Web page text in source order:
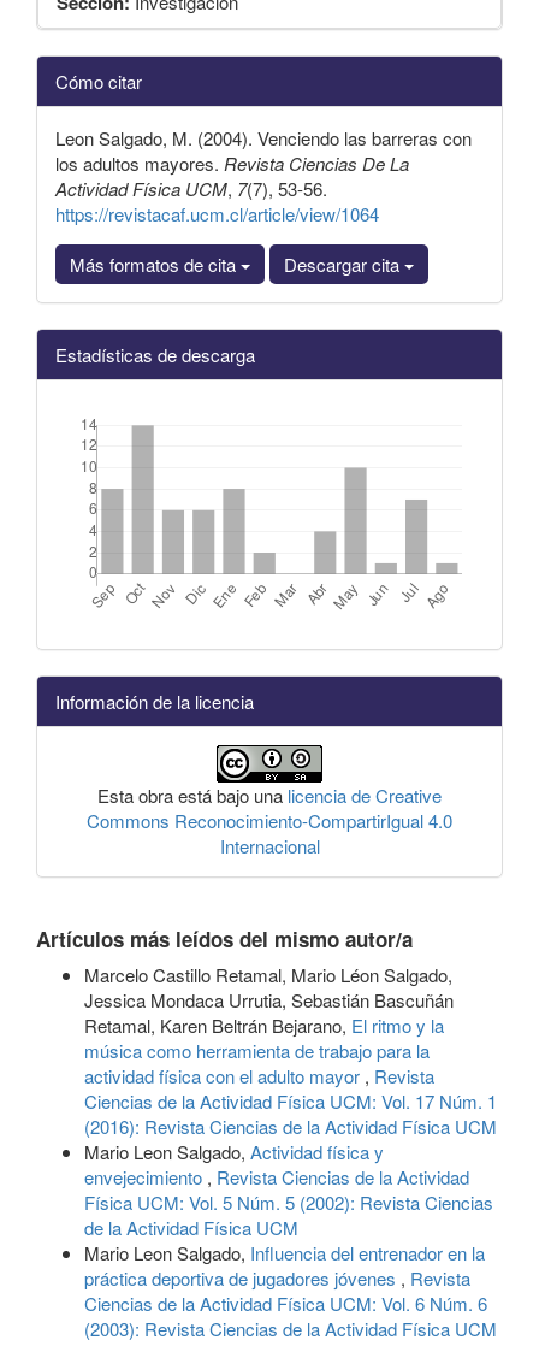
Detalles
del
artículo
Cómo citar
Leon Salgado, M. (2004). Venciendo las barreras con
los adultos mayores. Revista Ciencias De La
Actividad Física UCM, 7(7), 53-56.
https://revistacaf.ucm.cl/article/view/1064
Más formatos de cita
Descargar cita
Estadísticas de descarga
Información de la licencia
Esta obra está bajo una licencia de Creative
Commons Reconocimiento-CompartirIgual 4.0
Internacional
Artículos más leídos del mismo autor/a
Marcelo Castillo Retamal, Mario Léon Salgado,
Jessica Mondaca Urrutia, Sebastián Bascuñán
Retamal, Karen Beltrán Bejarano, El ritmo y la
música como herramienta de trabajo para la
actividad física con el adulto mayor , Revista
Ciencias de la Actividad Física UCM: Vol. 17 Núm. 1
(2016): Revista Ciencias de la Actividad Física UCM
Mario Leon Salgado, Actividad física y
envejecimiento , Revista Ciencias de la Actividad
Física UCM: Vol. 5 Núm. 5 (2002): Revista Ciencias
de la Actividad Física UCM
Mario Leon Salgado, Influencia del entrenador en la
práctica deportiva de jugadores jóvenes , Revista
Ciencias de la Actividad Física UCM: Vol. 6 Núm. 6
(2003): Revista Ciencias de la Actividad Física UCM